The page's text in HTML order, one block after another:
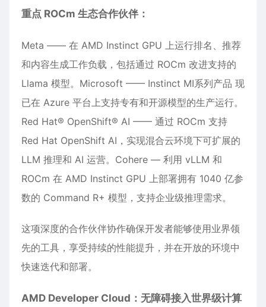
重点 ROCm 生态合作伙伴：
Meta —— 在 AMD Instinct GPU 上运行排名、推荐
和内容生成工作负载，包括通过 ROCm 改进支持的
Llama 模型。Microsoft —— Instinct MI系列产品 现
已在 Azure 平台上支持专有和开源模型的生产运行。
Red Hat® OpenShift® AI —— 通过 ROCm 支持
Red Hat OpenShift AI，实现混合云环境下可扩展的
LLM 推理和 AI 运营。Cohere — 利用 vLLM 和
ROCm 在 AMD Instinct GPU 上部署拥有 1040 亿参
数的 Command R+ 模型，支持企业级推理需求。
这项深度的合作伙伴协作确保开发者能够使用业界领
先的工具，享受持续的性能提升，并在开放的环境中
快速迭代和部署。
AMD Developer Cloud：无障碍接入世界级计算